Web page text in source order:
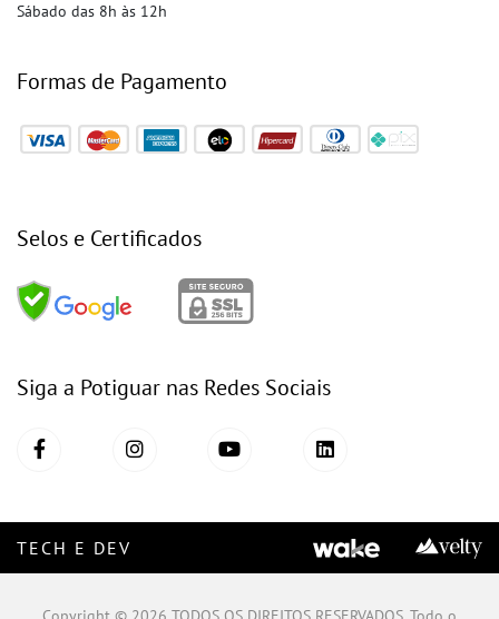
Sábado das 8h às 12h
Formas de Pagamento
Selos e Certificados
Siga a Potiguar nas Redes Sociais
TECH E DEV
Copyright © 2026 TODOS OS DIREITOS RESERVADOS. Todo o